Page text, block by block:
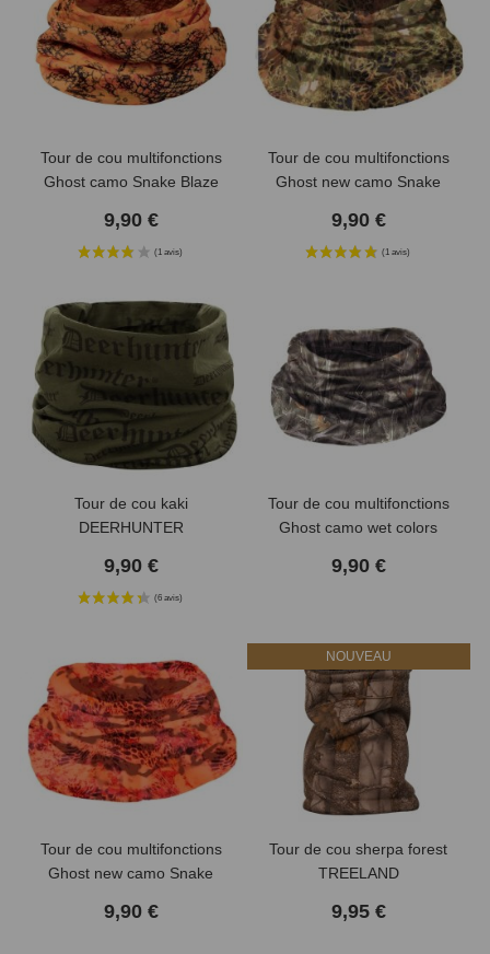
Tour de cou multifonctions
Ghost camo Snake Blaze
9,90 €
Tour de cou multifonctions
Ghost new camo Snake
9,90 €
Tour de cou kaki
DEERHUNTER
9,90 €
Tour de cou multifonctions
Ghost camo wet colors
9,90 €
Tour de cou multifonctions
Ghost new camo Snake
9,90 €
NOUVEAU
Tour de cou sherpa forest
TREELAND
9,95 €